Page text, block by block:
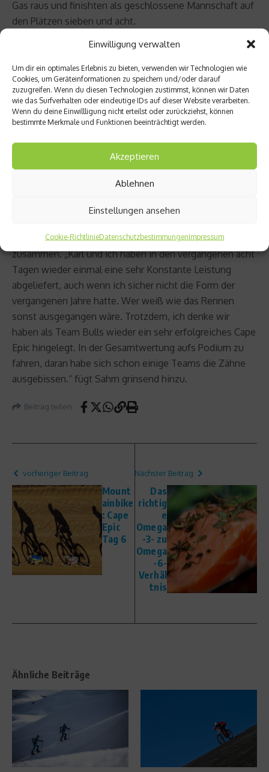
Einwilligung verwalten
Um dir ein optimales Erlebnis zu bieten, verwenden wir Technologien wie
Cookies, um Geräteinformationen zu speichern und/oder darauf
zuzugreifen. Wenn du diesen Technologien zustimmst, können wir Daten
wie das Surfverhalten oder eindeutige IDs auf dieser Website verarbeiten.
Wenn du deine Einwillligung nicht erteilst oder zurückziehst, können
bestimmte Merkmale und Funktionen beeinträchtigt werden.
Akzeptieren
Ablehnen
Einstellungen ansehen
Cookie-RichtlinieDatenschutzbestimmungenImpressum
Gas raus und finishten als geschlossene Mannschaft auf
den Plätzen sieben und acht.
„Wow, das war noch mal ein ganz schönes Gerase
heute. Trek World Racing hat von Anfang an enorm
Dampf gemacht, da konnte keiner so richtig mitgehen.
Die vergangenen sieben Tage steckten uns allen ganz
schön in denKnochen . Tom hat sehr viel
Verfolgungsarbeit geleistet, aber die Flückigers waren
heute echt stark. In der zweiten Rennhälfte haben wir
immer wieder abwechselnd attackiert, aber die Bulls-
Gesamtwertung stand zwar vor dem Start mehr oder
eingehen.“ fasste Stefan Sahm den Rennverlauf
zusammen. „Karl und ich haben in den vergangenen acht
Tagen wieder einmal eine sehr Konstante Leistung
abgeliefert, auch wenn ich sicher nicht die Form der
vergangenen Jahre hatte. Wer weiß wie das Rennen
sonst ausgegangen wäre. Trotzdem, ich denke wir
haben als Team Bulls wieder ein sehr erfolgreiches Cape
Epic hingelegt. In der Gesamtwertung aufs Podium zu
fahren, daran habe sich schon einige Teams die Zähne
ausgebissen.“ fügt Sahm grinsend hinzu.
Beitrag teilen
vorheriger Beitrag
Mount
ainbike
: Cape
Epic
Tag 6
Nächster Beitrag
Das
richtig
e
Omega
-3- zu
Omega
-6-
Verhäl
tnis
Ähnliche Beiträge